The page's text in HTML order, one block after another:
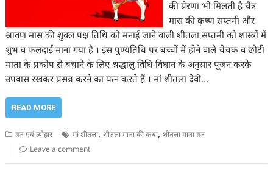
की प्रेरणा भी मिलती है चैत्र
मास की कृष्ण सप्तमी और
श्रावण मास की शुक्ल पक्ष तिथि को मनाई जाने वाली शीतला सप्तमी को शास्त्रों में
शुभ व फलदाई माना गया है । इस पुण्यतिथि पर बच्चों में होने वाले चेचक व छोटी
माता के प्रकोप से बचाने के लिए श्रद्धालु विधि-विधान के अनुसार पूजन करके
उपवास रखकर प्रसन्न करने का यत्न करते हैं । मां शीतला देवी…
READ MORE
व्रत एवं त्यौहार मां शीतला,शीतला माता की कथा,शीतला माता व्रत
Leave a comment